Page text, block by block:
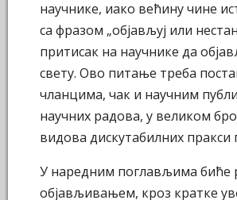
научнике, иако већину чине
са фразом „објављуј или
притисак на научнике да
свету. Ово питање треба
чланцима, чак и научним
научних радова, у великом
видова дискутабилних
У наредним поглављима биће
објављивањем, кроз кратке